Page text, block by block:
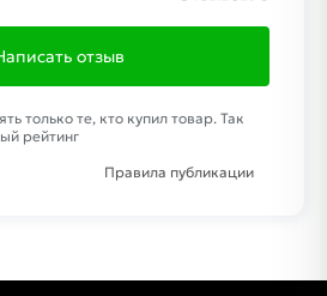
отзыв
только те, кто купил товар. Так
рейтинг
Правила публикации